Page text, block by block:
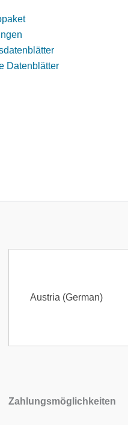
Datenblätter
Austria (German)
Zahlungsmöglichkeiten